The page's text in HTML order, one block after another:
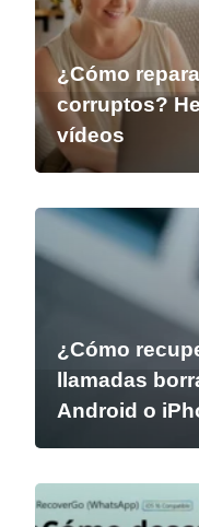
¿Cómo
corruptos?
vídeos
¿Cómo
llamadas
Android o